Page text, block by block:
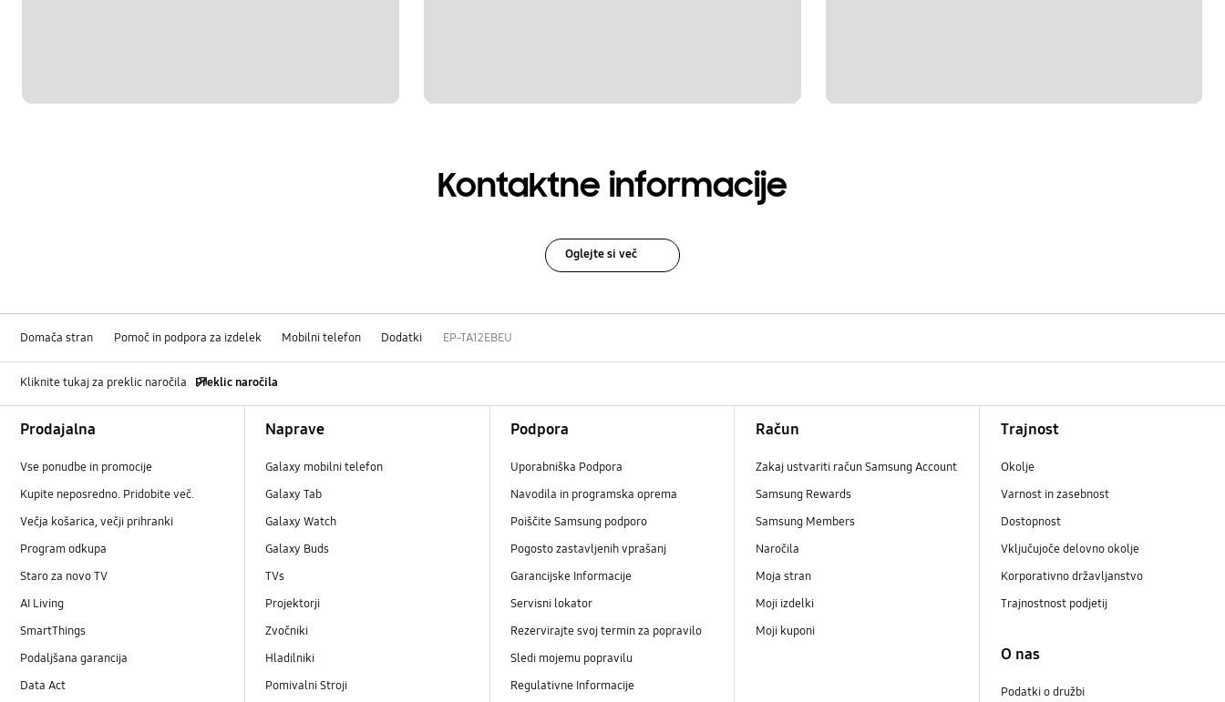
Kontaktne informacije
Oglejte si več
Domača stran Pomoč in podpora za izdelek Mobilni telefon Dodatki EP-TA12EBEU
Kliknite tukaj za preklic naročila Preklic naročila
Prodajalna
Vse ponudbe in promocije
Kupite neposredno. Pridobite več.
Večja košarica, večji prihranki
Program odkupa
Staro za novo TV
AI Living
SmartThings
Podaljšana garancija
Data Act
Naprave
Galaxy mobilni telefon
Galaxy Tab
Galaxy Watch
Galaxy Buds
TVs
Projektorji
Zvočniki
Hladilniki
Pomivalni Stroji
Podpora
Uporabniška Podpora
Navodila in programska oprema
Poiščite Samsung podporo
Pogosto zastavljenih vprašanj
Garancijske Informacije
Servisni lokator
Rezervirajte svoj termin za popravilo
Sledi mojemu popravilu
Regulativne Informacije
Račun
Zakaj ustvariti račun Samsung Account
Samsung Rewards
Samsung Members
Naročila
Moja stran
Moji izdelki
Moji kuponi
Trajnost
Okolje
Varnost in zasebnost
Dostopnost
Vključujoče delovno okolje
Korporativno državljanstvo
Trajnostnost podjetij
O nas
Podatki o družbi